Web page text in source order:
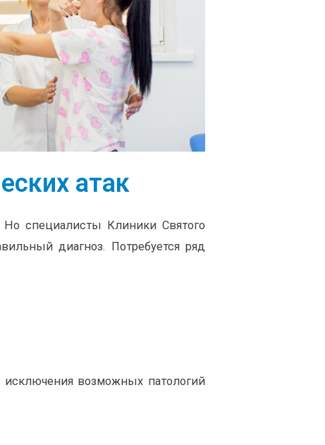
атак
специалисты Клиники Святого
диагноз. Потребуется ряд
исключения возможных патологий